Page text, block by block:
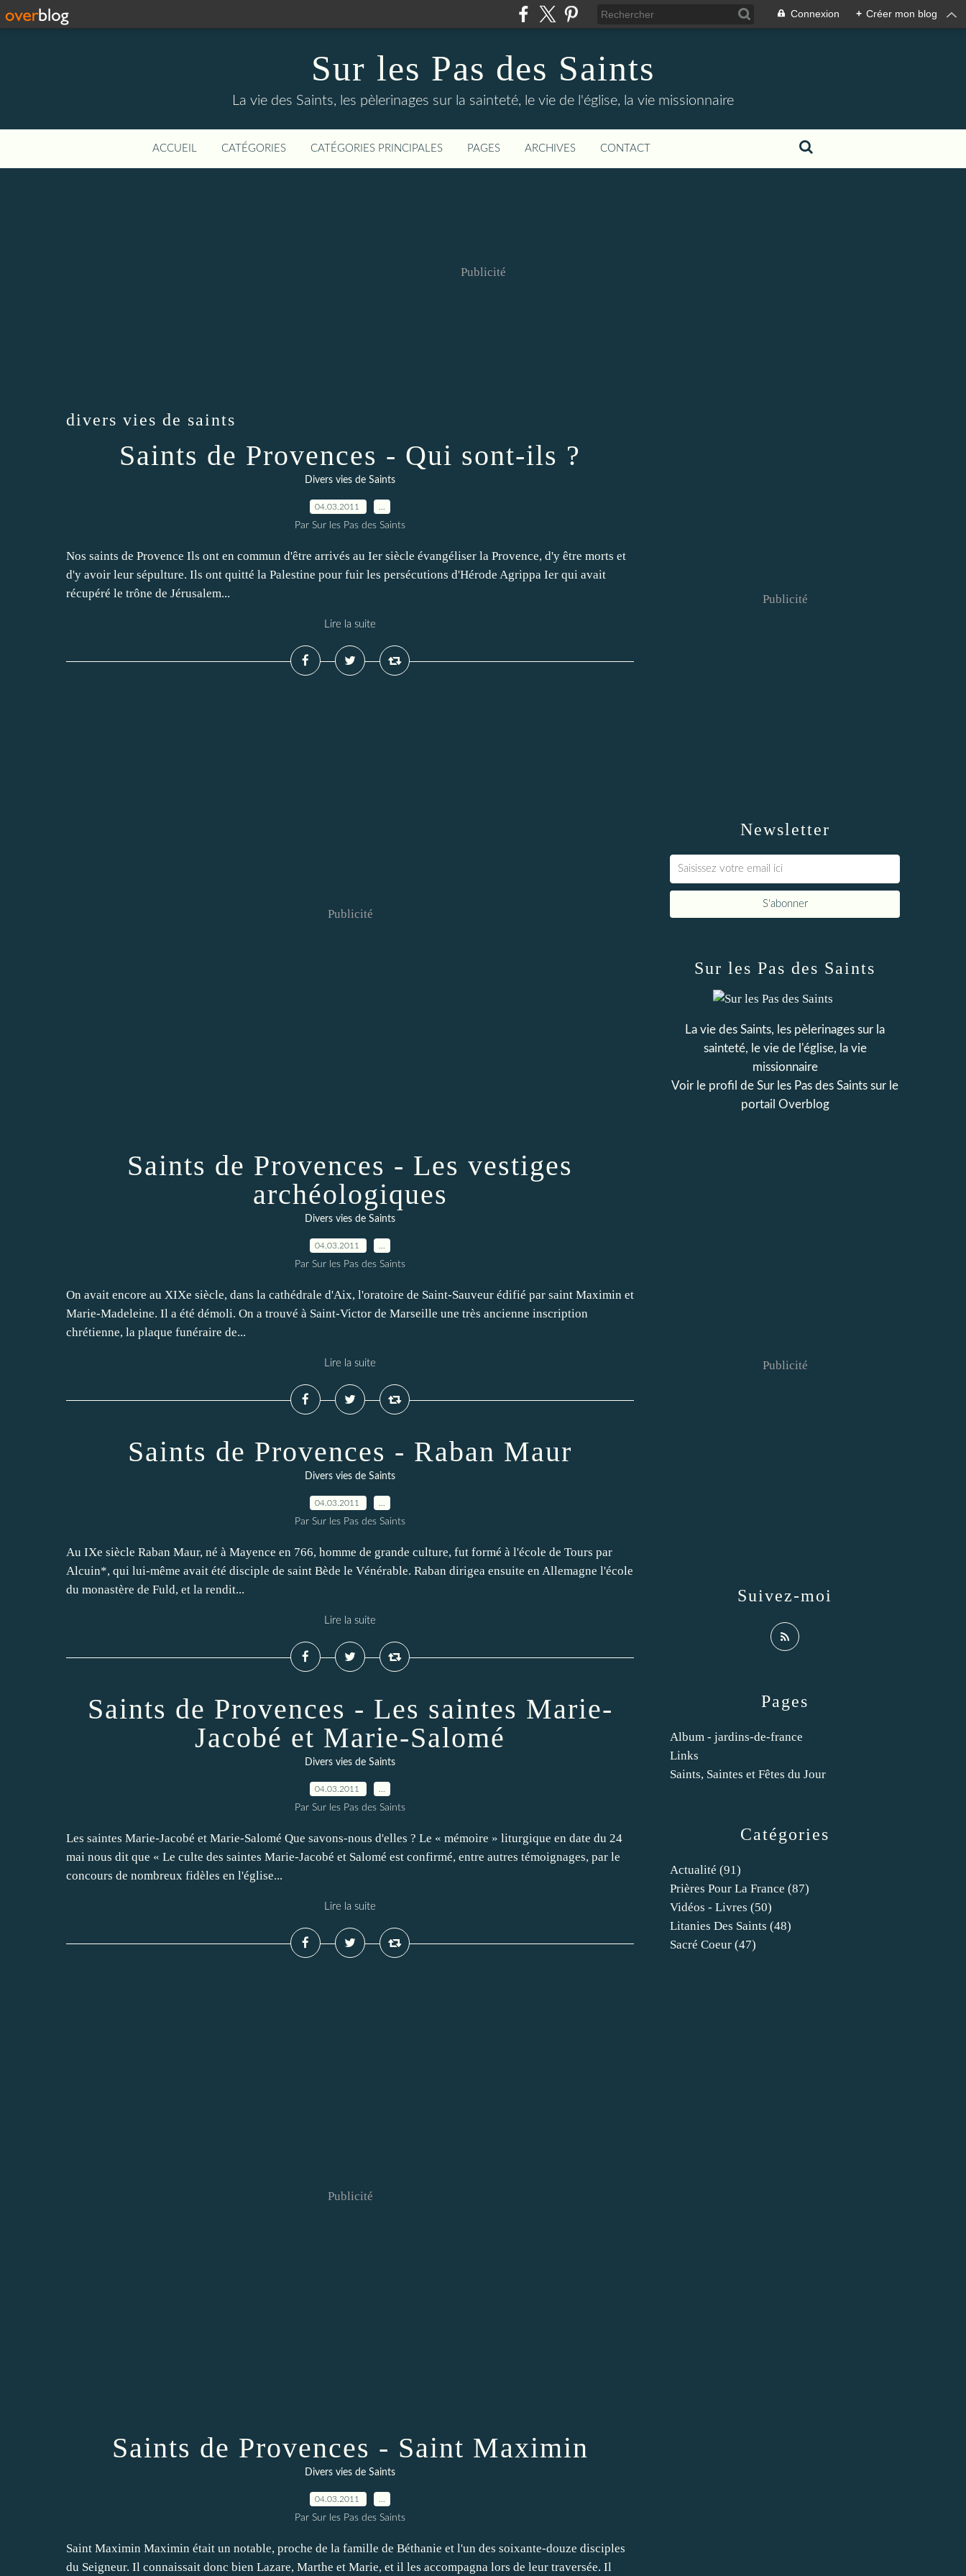
Connexion + Créer mon blog
Sur les Pas des Saints
La vie des Saints, les pèlerinages sur la sainteté, le vie de l'église, la vie missionnaire
ACCUEIL CATÉGORIES CATÉGORIES PRINCIPALES PAGES ARCHIVES CONTACT
Publicité
divers vies de saints
Saints de Provences - Qui sont-ils ?
Divers vies de Saints
04.03.2011
Par Sur les Pas des Saints
Nos saints de Provence Ils ont en commun d'être arrivés au Ier siècle évangéliser la Provence, d'y être morts et
d'y avoir leur sépulture. Ils ont quitté la Palestine pour fuir les persécutions d'Hérode Agrippa Ier qui avait
récupéré le trône de Jérusalem...
Lire la suite
Publicité
Saints de Provences - Les vestiges
archéologiques
Divers vies de Saints
04.03.2011
Par Sur les Pas des Saints
On avait encore au XIXe siècle, dans la cathédrale d'Aix, l'oratoire de Saint-Sauveur édifié par saint Maximin et
Marie-Madeleine. Il a été démoli. On a trouvé à Saint-Victor de Marseille une très ancienne inscription
chrétienne, la plaque funéraire de...
Lire la suite
Saints de Provences - Raban Maur
Divers vies de Saints
04.03.2011
Par Sur les Pas des Saints
Au IXe siècle Raban Maur, né à Mayence en 766, homme de grande culture, fut formé à l'école de Tours par
Alcuin*, qui lui-même avait été disciple de saint Bède le Vénérable. Raban dirigea ensuite en Allemagne l'école
du monastère de Fuld, et la rendit...
Lire la suite
Saints de Provences - Les saintes Marie-
Jacobé et Marie-Salomé
Divers vies de Saints
04.03.2011
Par Sur les Pas des Saints
Les saintes Marie-Jacobé et Marie-Salomé Que savons-nous d'elles ? Le « mémoire » liturgique en date du 24
mai nous dit que « Le culte des saintes Marie-Jacobé et Salomé est confirmé, entre autres témoignages, par le
concours de nombreux fidèles en l'église...
Lire la suite
Publicité
Saints de Provences - Saint Maximin
Divers vies de Saints
04.03.2011
Par Sur les Pas des Saints
Saint Maximin Maximin était un notable, proche de la famille de Béthanie et l'un des soixante-douze disciples
du Seigneur. Il connaissait donc bien Lazare, Marthe et Marie, et il les accompagna lors de leur traversée. Il
Newsletter
Publicité
Catégories
Actualité (91)
Prières Pour La France (87)
Vidéos - Livres (50)
Litanies Des Saints (48)
Sacré Coeur (47)
Pages
Album - jardins-de-france
Links
Saints, Saintes et Fêtes du Jour
Sur les Pas des Saints
La vie des Saints, les pèlerinages sur la
sainteté, le vie de l'église, la vie
missionnaire
Voir le profil de Sur les Pas des Saints sur le
portail Overblog
Suivez-moi
Publicité